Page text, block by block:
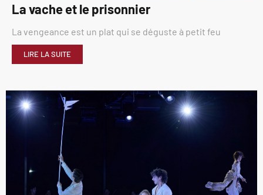
La vache et le prisonnier
La vengeance est un plat qui se déguste à petit feu
LIRE LA SUITE